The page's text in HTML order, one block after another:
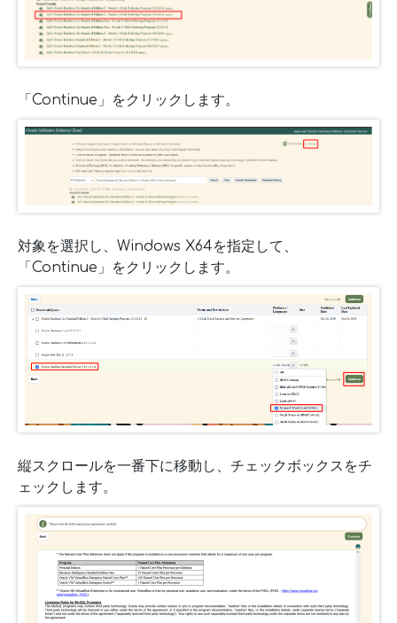
「Continue」をクリックします。
対象を選択し、Windows X64を指定して、
「Continue」をクリックします。
縦スクロールを一番下に移動し、チェックボックスをチ
ェックします。